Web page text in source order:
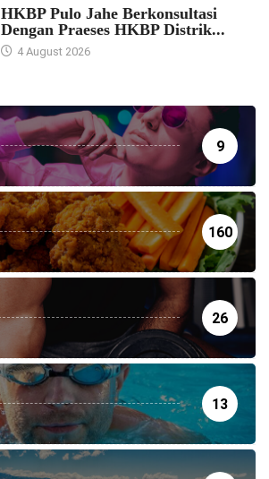
HKBP Pulo Jahe Berkonsultasi
Dengan Praeses HKBP Distrik...
4 August 2026
9
160
26
13